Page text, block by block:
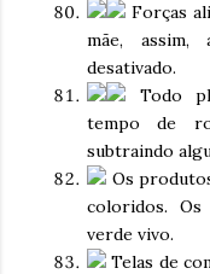
Forças
mãe,
desativado.
Todo
tempo de
subtraindo
Os
coloridos.
verde vivo.
Telas de